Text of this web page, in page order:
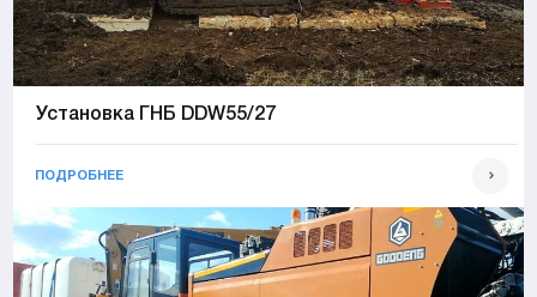
Установка ГНБ DDW55/27
ПОДРОБНЕЕ